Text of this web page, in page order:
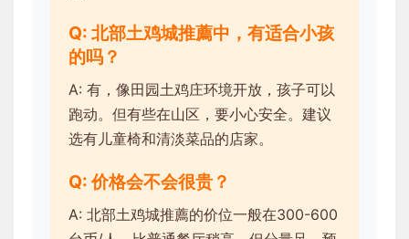
Q: 北部土鸡城推薦中，有适合小孩
的吗？
A: 有，像田园土鸡庄环境开放，孩子可以
跑动。但有些在山区，要小心安全。建议
选有儿童椅和清淡菜品的店家。
Q: 价格会不会很贵？
A: 北部土鸡城推薦的价位一般在300-600